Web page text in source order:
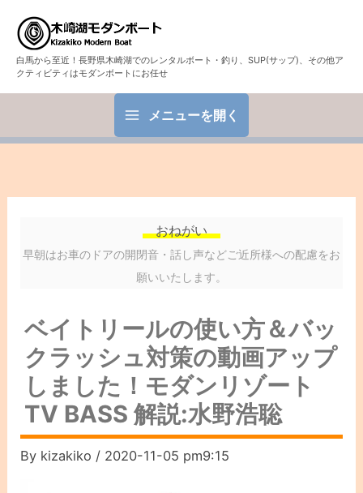
白馬から至近！長野県木崎湖でのレンタルボート・釣り、SUP(サップ)、その他ア
クティビティはモダンボートにお任せ
メニューを開く
おねがい
早朝はお車のドアの開閉音・話し声などご近所様への配慮をお
願いいたします。
ベイトリールの使い方＆バッ
クラッシュ対策の動画アップ
しました！モダンリゾート
TV BASS 解説:水野浩聡
By kizakiko / 2020-11-05 pm9:15